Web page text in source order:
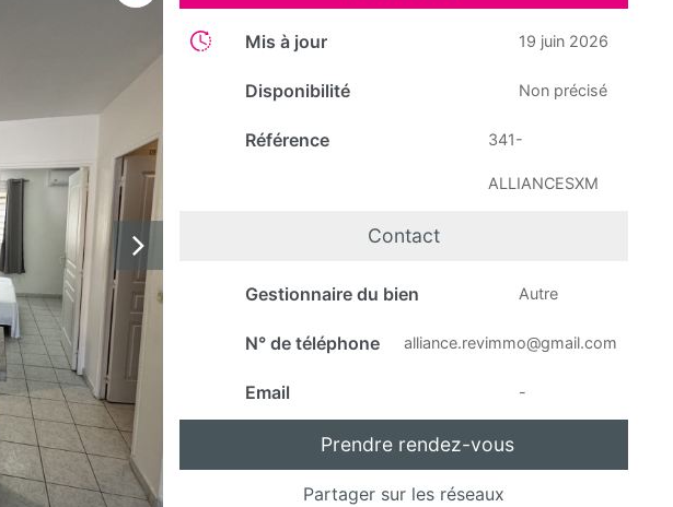
Mis à jour 19 juin 2026
Disponibilité Non précisé
Référence 341-
ALLIANCESXM
Contact
Gestionnaire du bien Autre
N° de téléphone alliance.revimmo@gmail.com
Email -
Prendre rendez-vous
Partager sur les réseaux